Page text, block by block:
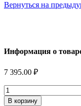
Вернуться на
Информация о
7 395.00 ₽
Количество
В корзину